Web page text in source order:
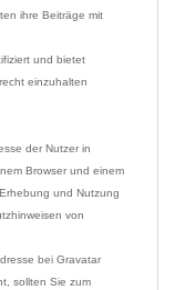
ihre Beiträge mit
und bietet
einzuhalten
der Nutzer in
Browser und einem
und Nutzung
von
bei Gravatar
sollten Sie zum